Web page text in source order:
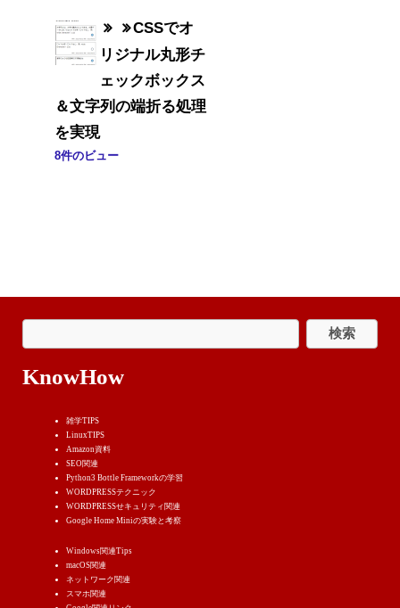
CSSでオ
リジナル丸形チ
ェックボックス
＆文字列の端折る処理
を実現
8件のビュー
KnowHow
雑学TIPS
LinuxTIPS
Amazon資料
SEO関連
Python3 Bottle Frameworkの学習
WORDPRESSテクニック
WORDPRESSせキュリティ関連
Google Home Miniの実験と考察
Windows関連Tips
macOS関連
ネットワーク関連
スマホ関連